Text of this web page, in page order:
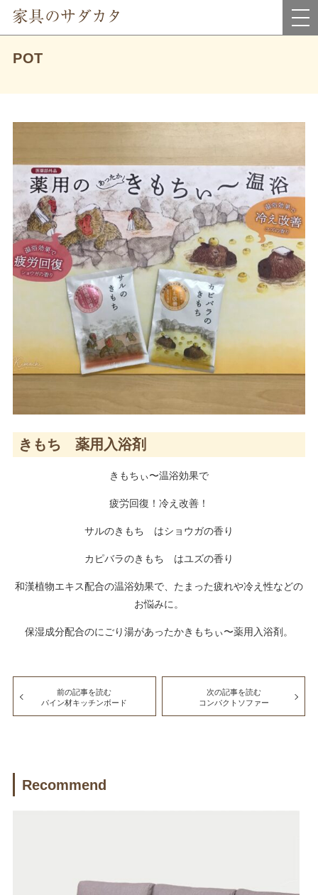
岡山県真庭市にあるインテリア家具・雑貨＆アウトレット家具のお店です。
POT
きもち 薬用入浴剤
きもちぃ〜温浴効果で
疲労回復！冷え改善！
サルのきもち はショウガの香り
カピバラのきもち はユズの香り
和漢植物エキス配合の温浴効果で、たまった疲れや冷え性などの
お悩みに。
保湿成分配合のにごり湯があったかきもちぃ〜薬用入浴剤。
前の記事を読む
パイン材キッチンボード
次の記事を読む
コンパクトソファー
Recommend